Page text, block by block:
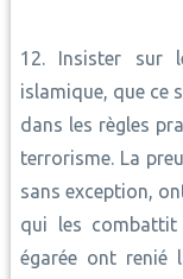
12. Insister sur
islamique, que ce
dans les règles
terrorisme. La
sans exception,
qui les combattit
égarée ont renié